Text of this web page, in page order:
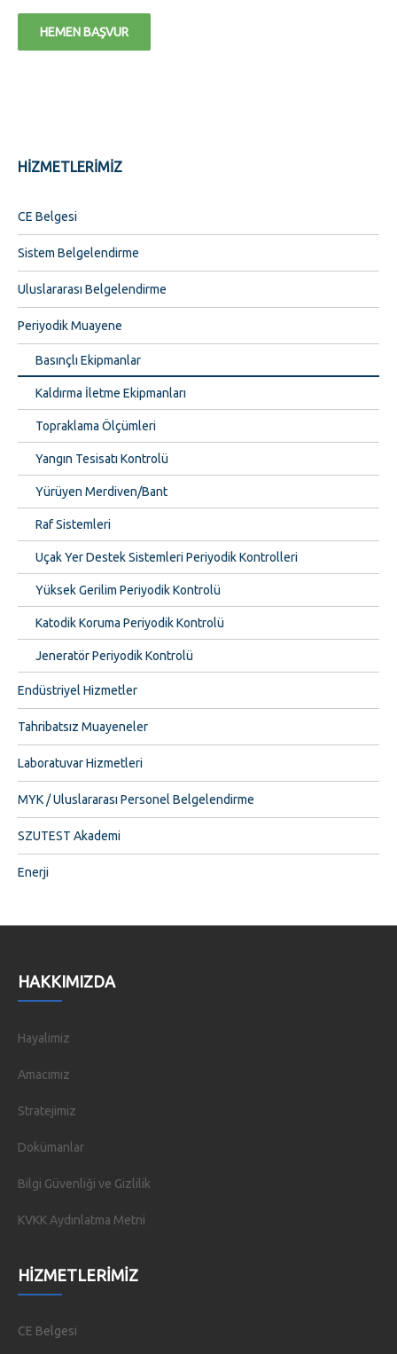
HEMEN BAŞVUR
HİZMETLERİMİZ
CE Belgesi
Sistem Belgelendirme
Uluslararası Belgelendirme
Periyodik Muayene
Basınçlı Ekipmanlar
Kaldırma İletme Ekipmanları
Topraklama Ölçümleri
Yangın Tesisatı Kontrolü
Yürüyen Merdiven/Bant
Raf Sistemleri
Uçak Yer Destek Sistemleri Periyodik Kontrolleri
Yüksek Gerilim Periyodik Kontrolü
Katodik Koruma Periyodik Kontrolü
Jeneratör Periyodik Kontrolü
Endüstriyel Hizmetler
Tahribatsız Muayeneler
Laboratuvar Hizmetleri
MYK / Uluslararası Personel Belgelendirme
SZUTEST Akademi
Enerji
HAKKIMIZDA
Hayalimiz
Amacımız
Stratejimiz
Dokümanlar
Bilgi Güvenliği ve Gizlilik
KVKK Aydınlatma Metni
HIZMETLERIMIZ
CE Belgesi